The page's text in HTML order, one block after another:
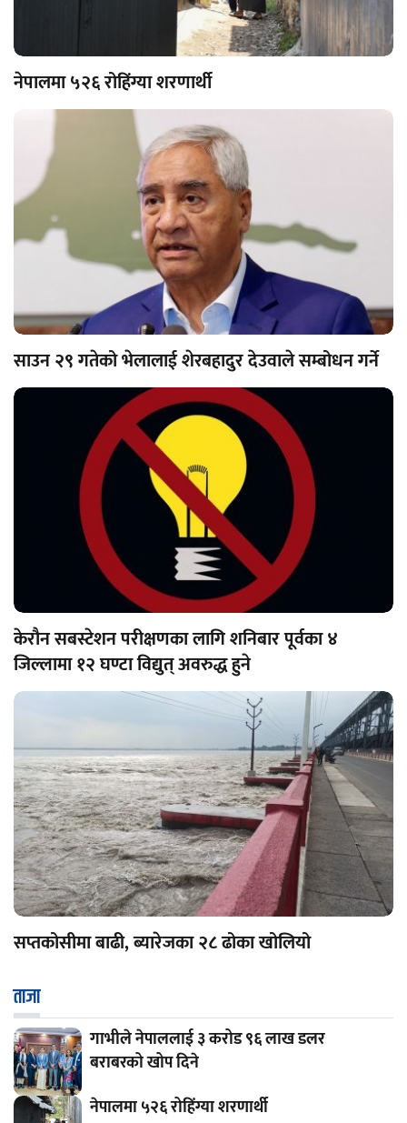
नेपालमा ५२६ रोहिंग्या शरणार्थी
साउन २९ गतेको भेलालाई शेरबहादुर देउवाले सम्बोधन गर्ने
केरौन सबस्टेशन परीक्षणका लागि शनिबार पूर्वका ४
जिल्लामा १२ घण्टा विद्युत् अवरुद्ध हुने
सप्तकोसीमा बाढी, ब्यारेजका २८ ढोका खोलियो
ताजा
गाभीले नेपाललाई ३ करोड ९६ लाख डलर
बराबरको खोप दिने
नेपालमा ५२६ रोहिंग्या शरणार्थी